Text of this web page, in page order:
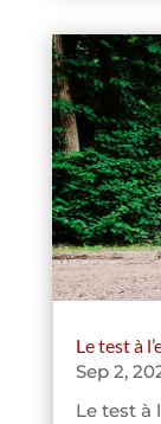
Le test à
Sep 2,
Le test à